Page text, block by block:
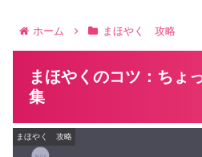
ホーム まほやく 攻略
まほやくのコツ：ちょ
集
まほやく 攻略